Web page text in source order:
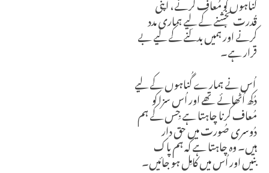
قُدرت بخشنے کے لِیے ہماری مدد
کرنے اور ہمیں بدلنے کے لیے بے
قرار ہے۔
اُس نے ہمارے گُناہوں کے لیے
دُکھ اُٹھائے تھے اور اُس سزا کو
مُعاف کرنا چاہتا ہے جِس کے ہم
دُوسری صُورت میں حق دار
ہیں۔وہ چاہتا ہے کہ ہم پاک
بنیںاور اُس میں کامِل ہو جائیں۔